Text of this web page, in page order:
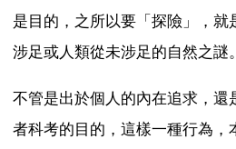
是目的，之所以要「探險」，就
涉足或人類從未涉足的自然之謎
不管是出於個人的內在追求，還
者科考的目的，這樣一種行為，